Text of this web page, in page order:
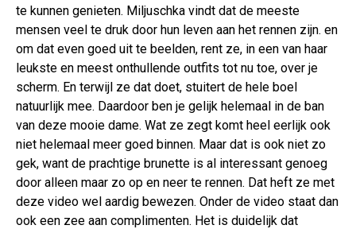
te kunnen genieten. Miljuschka vindt dat de meeste
mensen veel te druk door hun leven aan het rennen zijn. en
om dat even goed uit te beelden, rent ze, in een van haar
leukste en meest onthullende outfits tot nu toe, over je
scherm. En terwijl ze dat doet, stuitert de hele boel
natuurlijk mee. Daardoor ben je gelijk helemaal in de ban
van deze mooie dame. Wat ze zegt komt heel eerlijk ook
niet helemaal meer goed binnen. Maar dat is ook niet zo
gek, want de prachtige brunette is al interessant genoeg
door alleen maar zo op en neer te rennen. Dat heft ze met
deze video wel aardig bewezen. Onder de video staat dan
ook een zee aan complimenten. Het is duidelijk dat